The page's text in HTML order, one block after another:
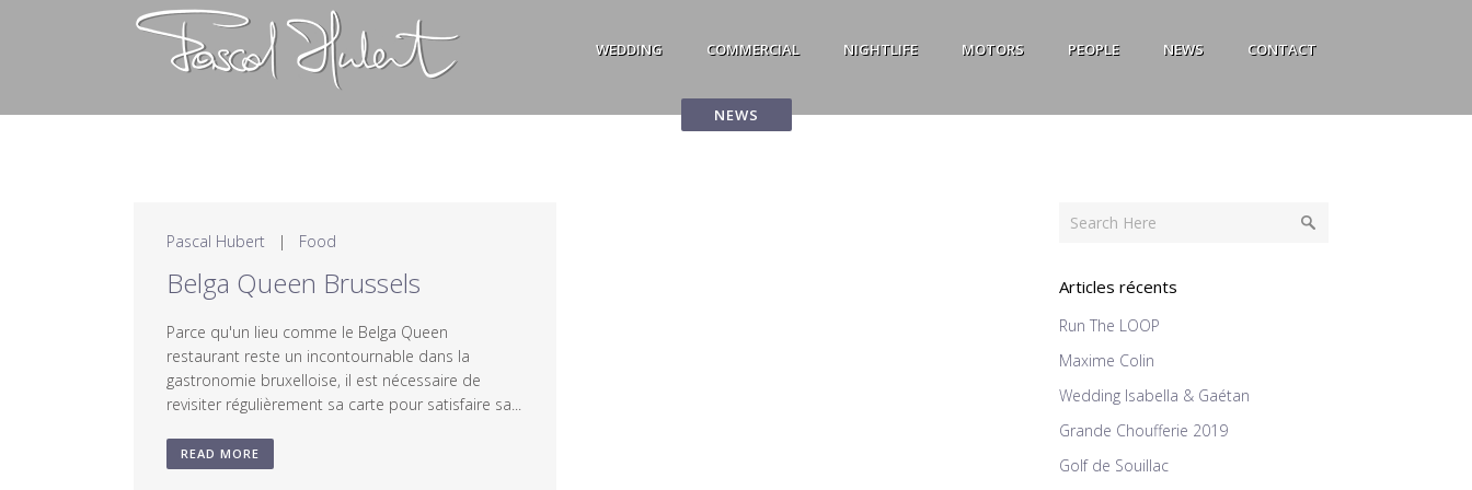
WEDDING COMMERCIAL NIGHTLIFE MOTORS PEOPLE NEWS CONTACT
NEWS
Pascal Hubert | Food
Belga Queen Brussels
Parce qu'un lieu comme le Belga Queen
restaurant reste un incontournable dans la
gastronomie bruxelloise, il est nécessaire de
revisiter régulièrement sa carte pour satisfaire sa...
READ MORE
Articles récents
Run The LOOP
Maxime Colin
Wedding Isabella & Gaétan
Grande Choufferie 2019
Golf de Souillac